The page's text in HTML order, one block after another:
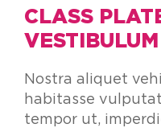
CLASS
VESTIBULUM
Nostra aliquet
habitasse
tempor ut,